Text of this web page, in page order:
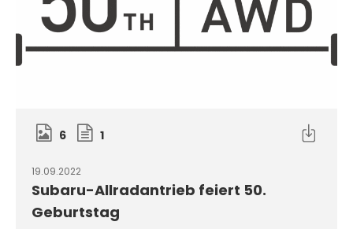
6 1
19.09.2022
Subaru-Allradantrieb feiert 50.
Geburtstag